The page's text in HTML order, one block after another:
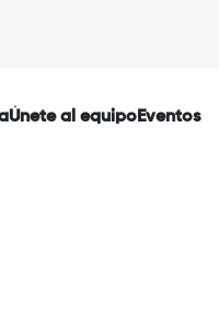
Únete al equipo Eventos